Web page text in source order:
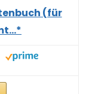
(für